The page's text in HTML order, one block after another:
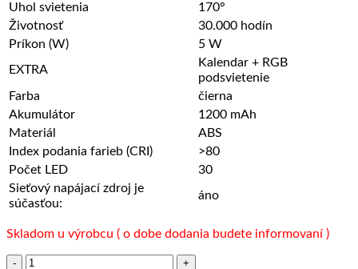
Uhol svietenia
170°
Životnosť
30.000 hodín
Príkon (W)
5 W
EXTRA
Kalendar + RGB
podsvietenie
Farba
čierna
Akumulátor
1200 mAh
Materiál
ABS
Index podania farieb (CRI)
>80
Počet LED
30
Sieťový napájací zdroj je
súčasťou:
áno
Skladom u výrobcu ( o dobe dodania budete informovaní )
množstvo